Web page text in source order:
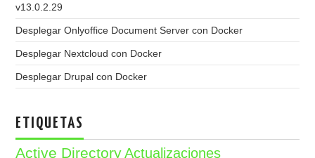
v13.0.2.29
Desplegar Onlyoffice Document Server con Docker
Desplegar Nextcloud con Docker
Desplegar Drupal con Docker
ETIQUETAS
Active Directory Actualizaciones